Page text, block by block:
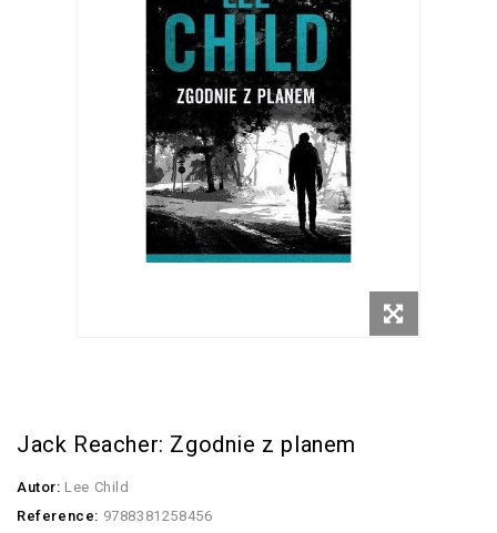
Jack Reacher: Zgodnie z planem
Autor: Lee Child
Reference: 9788381258456